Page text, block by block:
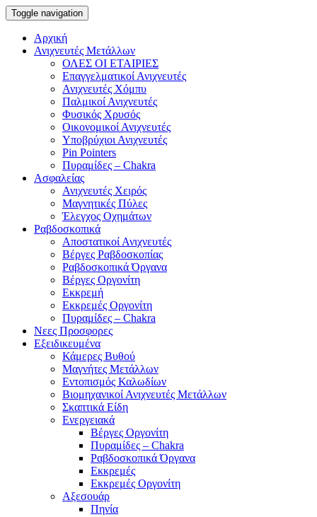
Toggle navigation
Αρχική
Ανιχνευτές Μετάλλων
ΟΛΕΣ ΟΙ ΕΤΑΙΡΙΕΣ
Επαγγελματικοί Ανιχνευτές
Ανιχνευτές Χόμπυ
Παλμικοί Ανιχνευτές
Φυσικός Χρυσός
Οικονομικοί Ανιχνευτές
Υποβρύχιοι Ανιχνευτές
Pin Pointers
Πυραμίδες – Chakra
Ασφαλείας
Ανιχνευτές Χειρός
Μαγνητικές Πύλες
Έλεγχος Οχημάτων
Ραβδοσκοπικά
Αποστατικοί Ανιχνευτές
Βέργες Ραβδοσκοπίας
Ραβδοσκοπικά Όργανα
Βέργες Οργονίτη
Εκκρεμή
Εκκρεμές Οργονίτη
Πυραμίδες – Chakra
Νεες Προσφορες
Εξειδικευμένα
Κάμερες Βυθού
Μαγνήτες Μετάλλων
Εντοπισμός Καλωδίων
Βιομηχανικοί Ανιχνευτές Μετάλλων
Σκαπτικά Είδη
Ενεργειακά
Βέργες Οργονίτη
Πυραμίδες – Chakra
Ραβδοσκοπικά Όργανα
Εκκρεμές
Εκκρεμές Οργονίτη
Αξεσουάρ
Πηνία